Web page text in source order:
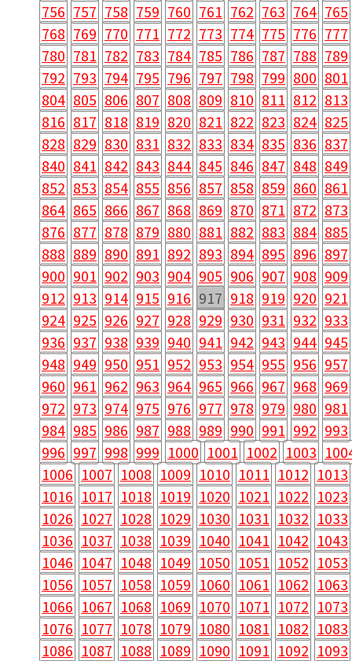
756 757 758 759 760 761 762 763 764 765
768 769 770 771 772 773 774 775 776 777
780 781 782 783 784 785 786 787 788 789
792 793 794 795 796 797 798 799 800 801
804 805 806 807 808 809 810 811 812 813
816 817 818 819 820 821 822 823 824 825
828 829 830 831 832 833 834 835 836 837
840 841 842 843 844 845 846 847 848 849
852 853 854 855 856 857 858 859 860 861
864 865 866 867 868 869 870 871 872 873
876 877 878 879 880 881 882 883 884 885
888 889 890 891 892 893 894 895 896 897
900 901 902 903 904 905 906 907 908 909
912 913 914 915 916 917 918 919 920 921
924 925 926 927 928 929 930 931 932 933
936 937 938 939 940 941 942 943 944 945
948 949 950 951 952 953 954 955 956 957
960 961 962 963 964 965 966 967 968 969
972 973 974 975 976 977 978 979 980 981
984 985 986 987 988 989 990 991 992 993
996 997 998 999 1000 1001 1002 1003
1006 1007 1008 1009 1010 1011 1012 1013
1016 1017 1018 1019 1020 1021 1022 1023
1026 1027 1028 1029 1030 1031 1032 1033
1036 1037 1038 1039 1040 1041 1042 1043
1046 1047 1048 1049 1050 1051 1052 1053
1056 1057 1058 1059 1060 1061 1062 1063
1066 1067 1068 1069 1070 1071 1072 1073
1076 1077 1078 1079 1080 1081 1082 1083
1086 1087 1088 1089 1090 1091 1092 1093